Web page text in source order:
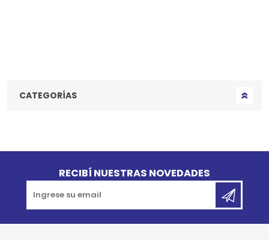
CATEGORÍAS
RECIBÍ NUESTRAS NOVEDADES